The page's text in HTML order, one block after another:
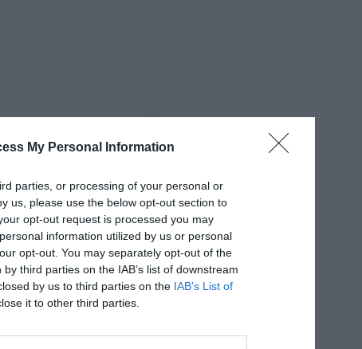
My Personal Information
parties, or processing of your personal or
us, please use the below opt-out section to
opt-out request is processed you may
information utilized by us or personal
opt-out. You may separately opt-out of the
third parties on the IAB’s list of downstream
by us to third parties on the IAB’s List of
it to other third parties.